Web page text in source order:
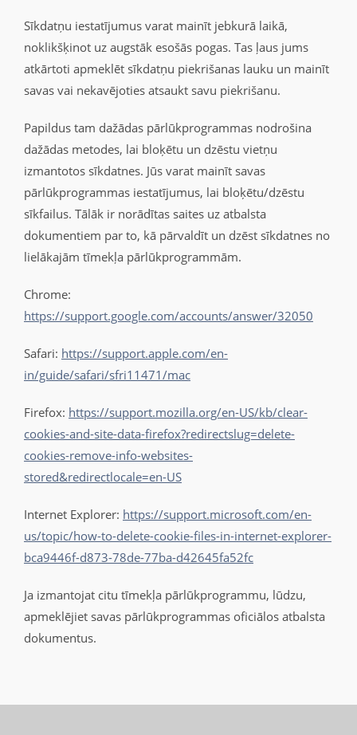
Sīkdatņu iestatījumus varat mainīt jebkurā laikā,
noklikšķinot uz augstāk esošās pogas. Tas ļaus jums
atkārtoti apmeklēt sīkdatņu piekrišanas lauku un mainīt
savas vai nekavējoties atsaukt savu piekrišanu.
Papildus tam dažādas pārlūkprogrammas nodrošina
dažādas metodes, lai bloķētu un dzēstu vietņu
izmantotos sīkdatnes. Jūs varat mainīt savas
pārlūkprogrammas iestatījumus, lai bloķētu/dzēstu
sīkfailus. Tālāk ir norādītas saites uz atbalsta
dokumentiem par to, kā pārvaldīt un dzēst sīkdatnes no
lielākajām tīmekļa pārlūkprogrammām.
Chrome:
https://support.google.com/accounts/answer/32050
Safari: https://support.apple.com/en-
in/guide/safari/sfri11471/mac
Firefox: https://support.mozilla.org/en-US/kb/clear-
cookies-and-site-data-firefox?redirectslug=delete-
cookies-remove-info-websites-
stored&redirectlocale=en-US
Internet Explorer: https://support.microsoft.com/en-
us/topic/how-to-delete-cookie-files-in-internet-explorer-
bca9446f-d873-78de-77ba-d42645fa52fc
Ja izmantojat citu tīmekļa pārlūkprogrammu, lūdzu,
apmeklējiet savas pārlūkprogrammas oficiālos atbalsta
dokumentus.